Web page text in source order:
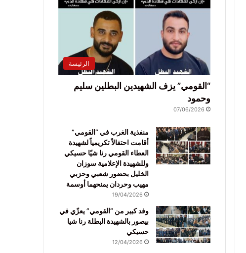
الرئيسة
“القومي” يزف الشهيدين البطلين سليم
وحمود
07/06/2026
منفذية الغرب في “القومي”
أقامت احتفالاً تكريمياً لشهيدة
العطاء القومي رنا شيّا حسيكي
وللشهيدة الإعلامية سوزان
الخليل بحضور شعبي وحزبي
مهيب وحردان يمنحهما أوسمة
19/04/2026
وفد كبير من “القومي” يعزّي في
بيصور بالشهيدة البطلة رنا شيا
حسيكي
12/04/2026